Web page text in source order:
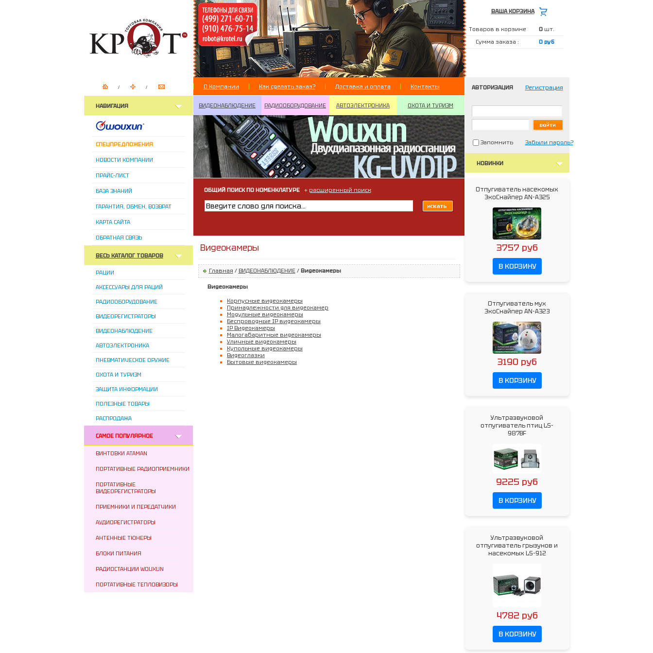
ВАША КОРЗИНА
Товаров в корзине 0 шт.
Сумма заказа :
0 руб
О Компании Как сделать заказ? Доставка и оплата Контакты
НАВИГАЦИЯ
СПЕЦПРЕДЛОЖЕНИЯ
НОВОСТИ КОМПАНИИ
ПРАЙС-ЛИСТ
БАЗА ЗНАНИЙ
ГАРАНТИЯ, ОБМЕН, ВОЗВРАТ
КАРТА САЙТА
ОБРАТНАЯ СВЯЗЬ
ВЕСЬ КАТАЛОГ ТОВАРОВ
РАЦИИ
АКСЕССУАРЫ ДЛЯ РАЦИЙ
РАДИООБОРУДОВАНИЕ
ВИДЕОРЕГИСТРАТОРЫ
ВИДЕОНАБЛЮДЕНИЕ
АВТОЭЛЕКТРОНИКА
ПНЕВМАТИЧЕСКОЕ ОРУЖИЕ
ОХОТА И ТУРИЗМ
ЗАЩИТА ИНФОРМАЦИИ
ПОЛЕЗНЫЕ ТОВАРЫ
РАСПРОДАЖА
САМОЕ ПОПУЛЯРНОЕ
ВИНТОВКИ ATAMAN
ПОРТАТИВНЫЕ РАДИОПРИЕМНИКИ
ПОРТАТИВНЫЕ
ВИДЕОРЕГИСТРАТОРЫ
ПРИЕМНИКИ И ПЕРЕДАТЧИКИ
АУДИОРЕГИСТРАТОРЫ
АНТЕННЫЕ ТЮНЕРЫ
БЛОКИ ПИТАНИЯ
РАДИОСТАНЦИИ WOUXUN
ПОРТАТИВНЫЕ ТЕПЛОВИЗОРЫ
ВИДЕОНАБЛЮДЕНИЕ РАДИООБОРУДОВАНИЕ АВТОЭЛЕКТРОНИКА ОХОТА И ТУРИЗМ
ОБЩИЙ ПОИСК ПО НОМЕНКЛАТУРЕ+ расширенный поиск
Видеокамеры
Главная / ВИДЕОНАБЛЮДЕНИЕ/ Видеокамеры
Видеокамеры
Корпусные видеокамеры
Принадлежности для видеокамер
Модульные видеокамеры
Беспроводные IP видеокамеры
IP Видеокамеры
Малогабаритные видеокамеры
Уличные видеокамеры
Купольные видеокамеры
Видеоглазки
Бытовые видеокамеры
АВТОРИЗАЦИЯ Регистрация
Запомнить Забыли пароль?
НОВИНКИ
Отпугиватель насекомых
ЭкоСнайпер AN-A325
3757 руб
В КОРЗИНУ
Отпугиватель мух
ЭкоСнайпер AN-A323
3190 руб
В КОРЗИНУ
Ультразвуковой
отпугиватель птиц LS-
987BF
9225 руб
В КОРЗИНУ
Ультразвуковой
отпугиватель грызунов и
насекомых LS-912
4782 руб
В КОРЗИНУ